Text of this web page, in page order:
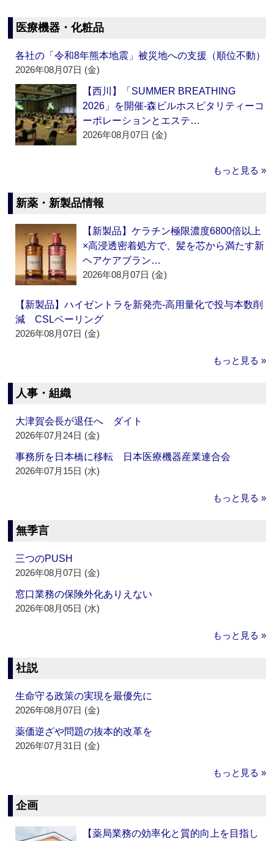
医療機器・化粧品
各社の「令和8年熊本地震」被災地への支援（順位不動）
2026年08月07日 (金)
【西川】「SUMMER BREATHING
2026」を開催‐森ビルホスピタリティーコ
ーポレーションとエステ…
2026年08月07日 (金)
もっと見る »
新薬・新製品情報
【新製品】ケラチン極限濃度6800倍以上
×高浸透密着処方で、髪を芯から満たす新
ヘアケアブラン…
2026年08月07日 (金)
【新製品】ハイゼントラを新発売‐高用量化で投与本数削
減 CSLベーリング
2026年08月07日 (金)
もっと見る »
人事・組織
大津賀会長が退任へ ダイト
2026年07月24日 (金)
事務所を日本橋に移転 日本医療機器産業連合会
2026年07月15日 (水)
もっと見る »
無季言
三つのPUSH
2026年08月07日 (金)
窓口業務の保険外化ありえない
2026年08月05日 (水)
もっと見る »
社説
生命守る政策の実現を最優先に
2026年08月07日 (金)
薬価逆ざや問題の抜本的改革を
2026年07月31日 (金)
もっと見る »
企画
【薬局業務の効率化と質的向上を目指し